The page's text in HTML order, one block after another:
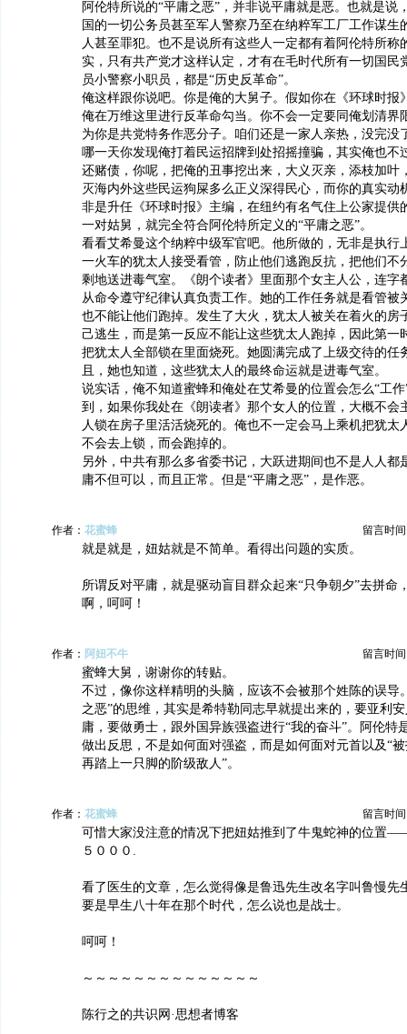
阿伦特所说的“平庸之恶”，并非说平庸就是恶。也就是说
国的一切公务员甚至军人警察乃至在纳粹军工厂工作谋生
人甚至罪犯。也不是说所有这些人一定都有着阿伦特所称
实，只有共产党才这样认定，才有在毛时代所有一切国民
员小警察小职员，都是“历史反革命”。
俺这样跟你说吧。你是俺的大舅子。假如你在《环球时报
俺在万维这里进行反革命勾当。你不会一定要同俺划清界
为你是共党特务作恶分子。咱们还是一家人亲热，没完没
哪一天你发现俺打着民运招牌到处招摇撞骗，其实俺也不
还赌债，你呢，把俺的丑事挖出来，大义灭亲，添枝加叶
灭海内外这些民运狗屎多么正义深得民心，而你的真实动
非是升任《环球时报》主编，在纽约有名气住上公家提供
一对姑舅，就完全符合阿伦特所定义的“平庸之恶”。
看看艾希曼这个纳粹中级军官吧。他所做的，无非是执行
一火车的犹太人接受看管，防止他们逃跑反抗，把他们不
剩地送进毒气室。《朗个读者》里面那个女主人公，连字
从命令遵守纪律认真负责工作。她的工作任务就是看管被
也不能让他们跑掉。发生了大火，犹太人被关在着火的房
己逃生，而是第一反应不能让这些犹太人跑掉，因此第一
把犹太人全部锁在里面烧死。她圆满完成了上级交待的任
且，她也知道，这些犹太人的最终命运就是进毒气室。
说实话，俺不知道蜜蜂和俺处在艾希曼的位置会怎么“工
到，如果你我处在《朗读者》那个女人的位置，大概不会
人锁在房子里活活烧死的。俺也不一定会马上乘机把犹太
不会去上锁，而会跑掉的。
另外，中共有那么多省委书记，大跃进期间也不是人人都
庸不但可以，而且正常。但是“平庸之恶”，是作恶。
作者： 花蜜蜂 留言时间
就是就是，妞姑就是不简单。看得出问题的实质。
所谓反对平庸，就是驱动盲目群众起来“只争朝夕”去拼命
啊，呵呵！
作者： 阿妞不牛 留言时间
蜜蜂大舅，谢谢你的转贴。
不过，像你这样精明的头脑，应该不会被那个姓陈的误导
之恶”的思维，其实是希特勒同志早就提出来的，要亚利
庸，要做勇士，跟外国异族强盗进行“我的奋斗”。阿伦特
做出反思，不是如何面对强盗，而是如何面对元首以及“
再踏上一只脚的阶级敌人”。
作者： 花蜜蜂 留言时间
可惜大家没注意的情况下把妞姑推到了牛鬼蛇神的位置
５０００.
看了医生的文章，怎么觉得像是鲁迅先生改名字叫鲁慢先
要是早生八十年在那个时代，怎么说也是战士。
呵呵！
～～～～～～～～～～～～～～
陈行之的共识网·思想者博客